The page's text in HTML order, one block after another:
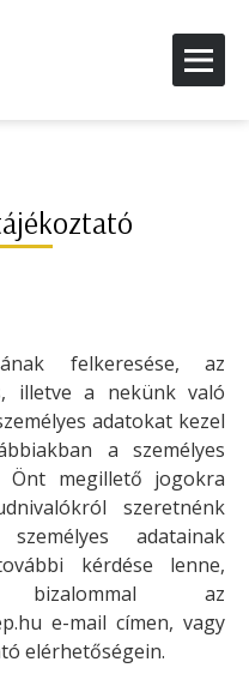
felkeresése, az
illetve a nekünk való
adatokat kezel
a személyes
Önt megillető jogokra
szeretnénk
adatainak
kérdése lenne,
az
e-mail címen, vagy
elérhetőségein.